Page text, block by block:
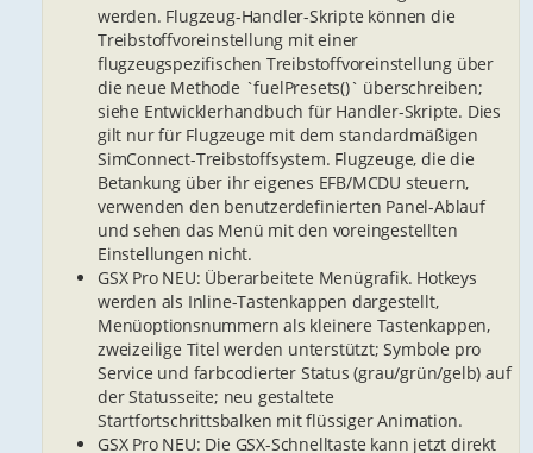
werden. Flugzeug-Handler-Skripte können die
Treibstoffvoreinstellung mit einer
flugzeugspezifischen Treibstoffvoreinstellung über
die neue Methode `fuelPresets()` überschreiben;
siehe Entwicklerhandbuch für Handler-Skripte. Dies
gilt nur für Flugzeuge mit dem standardmäßigen
SimConnect-Treibstoffsystem. Flugzeuge, die die
Betankung über ihr eigenes EFB/MCDU steuern,
verwenden den benutzerdefinierten Panel-Ablauf
und sehen das Menü mit den voreingestellten
Einstellungen nicht.
GSX Pro NEU: Überarbeitete Menügrafik. Hotkeys
werden als Inline-Tastenkappen dargestellt,
Menüoptionsnummern als kleinere Tastenkappen,
zweizeilige Titel werden unterstützt; Symbole pro
Service und farbcodierter Status (grau/grün/gelb) auf
der Statusseite; neu gestaltete
Startfortschrittsbalken mit flüssiger Animation.
GSX Pro NEU: Die GSX-Schnelltaste kann jetzt direkt